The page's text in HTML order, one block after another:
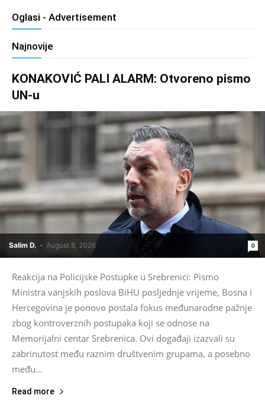
Oglasi - Advertisement
Najnovije
KONAKOVIĆ PALI ALARM: Otvoreno pismo
UN-u
Salim D. - August 8, 2026 0
Reakcija na Policijske Postupke u Srebrenici: Pismo
Ministra vanjskih poslova BiHU posljednje vrijeme, Bosna i
Hercegovina je ponovo postala fokus međunarodne pažnje
zbog kontroverznih postupaka koji se odnose na
Memorijalni centar Srebrenica. Ovi događaji izazvali su
zabrinutost među raznim društvenim grupama, a posebno
među...
Read more